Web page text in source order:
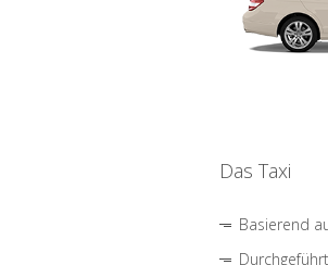
Das Taxi
Basierend